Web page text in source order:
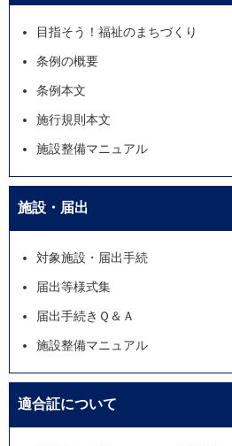
目指そう！福祉のまちづくり
条例の概要
条例本文
施行規則本文
施設整備マニュアル
施設・届出
対象施設・届出手続
届出等様式集
届出手続きＱ＆Ａ
施設整備マニュアル
適合証について